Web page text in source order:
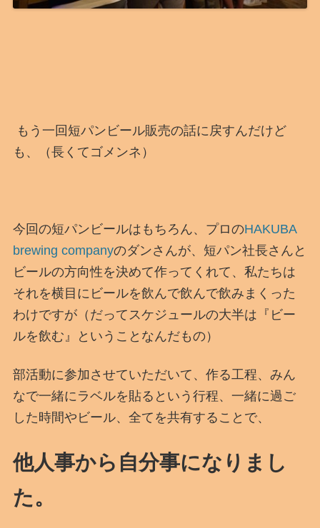
もう一回短パンビール販売の話に戻すんだけど
も、（長くてゴメンネ）
今回の短パンビールはもちろん、プロのHAKUBA
brewing companyのダンさんが、短パン社長さんと
ビールの方向性を決めて作ってくれて、私たちは
それを横目にビールを飲んで飲んで飲みまくった
わけですが（だってスケジュールの大半は『ビー
ルを飲む』ということなんだもの）
部活動に参加させていただいて、作る工程、みん
なで一緒にラベルを貼るという行程、一緒に過ご
した時間やビール、全てを共有することで、
他人事から自分事になりまし
た。